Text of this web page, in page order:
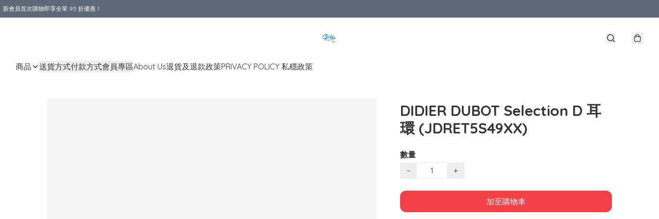
新會員首次購物即享全單 95 折優惠！
商品 送貨方式付款方式會員專區About Us退貨及退款政策PRIVACY POLICY 私穩政策
DIDIER DUBOT Selection D 耳
環 (JDRET5S49XX)
數量
−
+
加至購物車